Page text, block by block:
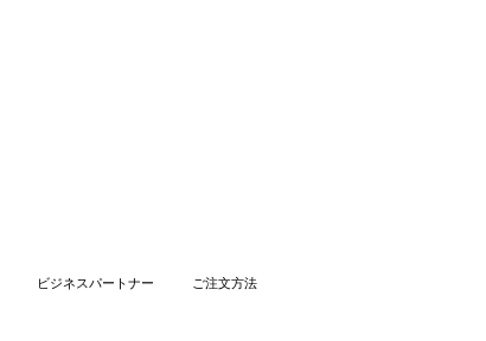
ビジネスパートナー ご注文方法